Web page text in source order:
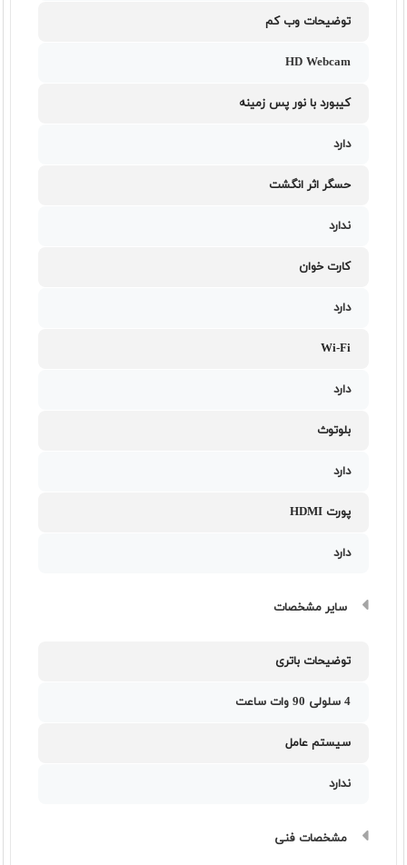
توضیحات وب کم
HD Webcam
کیبورد با نور پس زمینه
دارد
حسگر اثر انگشت
ندارد
کارت خوان
دارد
Wi-Fi
دارد
بلوتوث
دارد
پورت HDMI
دارد
سایر مشخصات
توضیحات باتری
4 سلولی 90 وات ساعت
سیستم عامل
ندارد
مشخصات فنی